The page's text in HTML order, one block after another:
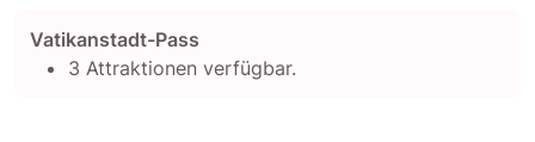
Vatikanstadt-Pass
3 Attraktionen verfügbar.